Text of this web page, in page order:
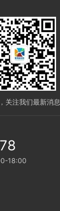
关注我们最新消息
18:00